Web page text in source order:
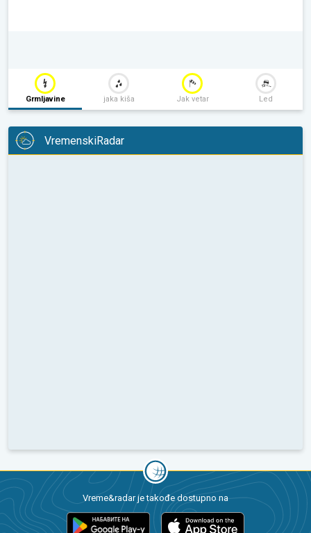
Grmljavine jaka kiša Jak vetar Led
VremenskiRadar
Vreme&radar je takođe dostupno na